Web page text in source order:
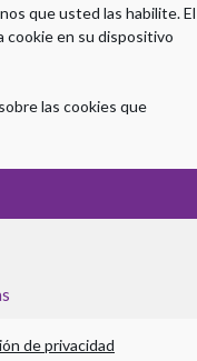
que usted las habilite. El
cookie en su dispositivo
las cookies que
de privacidad